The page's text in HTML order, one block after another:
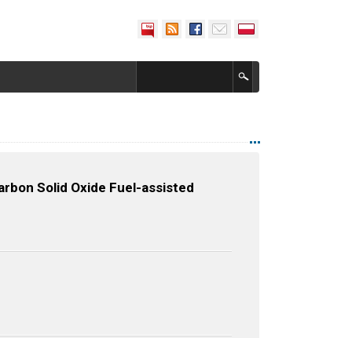
Solid Oxide Fuel-assisted